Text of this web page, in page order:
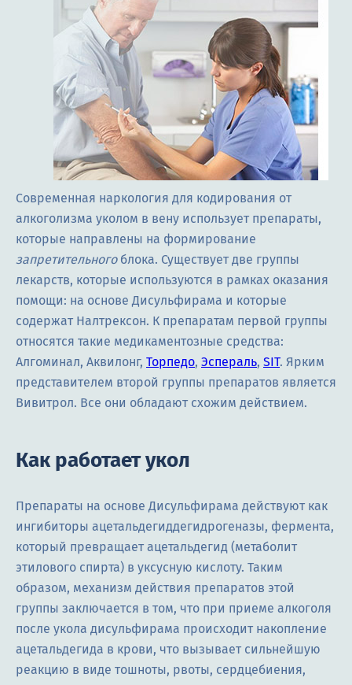
Современная наркология для кодирования от
алкоголизма уколом в вену использует препараты,
которые направлены на формирование
запретительного блока. Существует две группы
лекарств, которые используются в рамках оказания
помощи: на основе Дисульфирама и которые
содержат Налтрексон. К препаратам первой группы
относятся такие медикаментозные средства:
Алгоминал, Аквилонг, Торпедо, Эспераль, SIT. Ярким
представителем второй группы препаратов является
Вивитрол. Все они обладают схожим действием.
Как работает укол
Препараты на основе Дисульфирама действуют как
ингибиторы ацетальдегиддегидрогеназы, фермента,
который превращает ацетальдегид (метаболит
этилового спирта) в уксусную кислоту. Таким
образом, механизм действия препаратов этой
группы заключается в том, что при приеме алкоголя
после укола дисульфирама происходит накопление
ацетальдегида в крови, что вызывает сильнейшую
реакцию в виде тошноты, рвоты, сердцебиения,